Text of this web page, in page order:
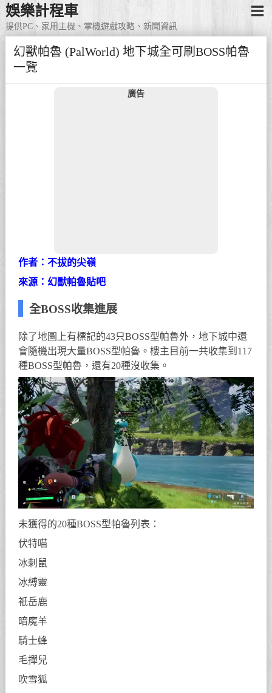
娛樂計程車
提供PC、家用主機、掌機遊戲攻略、新聞資訊
幻獸帕魯 (PalWorld) 地下城全可刷BOSS帕魯
一覽
廣告
作者：不拔的尖嶺
來源：幻獸帕魯貼吧
全BOSS收集進展
除了地圖上有標記的43只BOSS型帕魯外，地下城中還
會隨機出現大量BOSS型帕魯。樓主目前一共收集到117
種BOSS型帕魯，還有20種沒收集。
未獲得的20種BOSS型帕魯列表：
伏特喵
冰刺鼠
冰縛靈
祇岳鹿
暗魔羊
騎士蜂
毛撣兒
吹雪狐